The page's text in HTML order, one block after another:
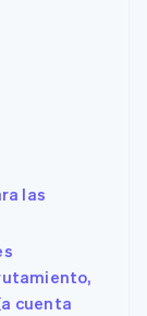
las
cuenta